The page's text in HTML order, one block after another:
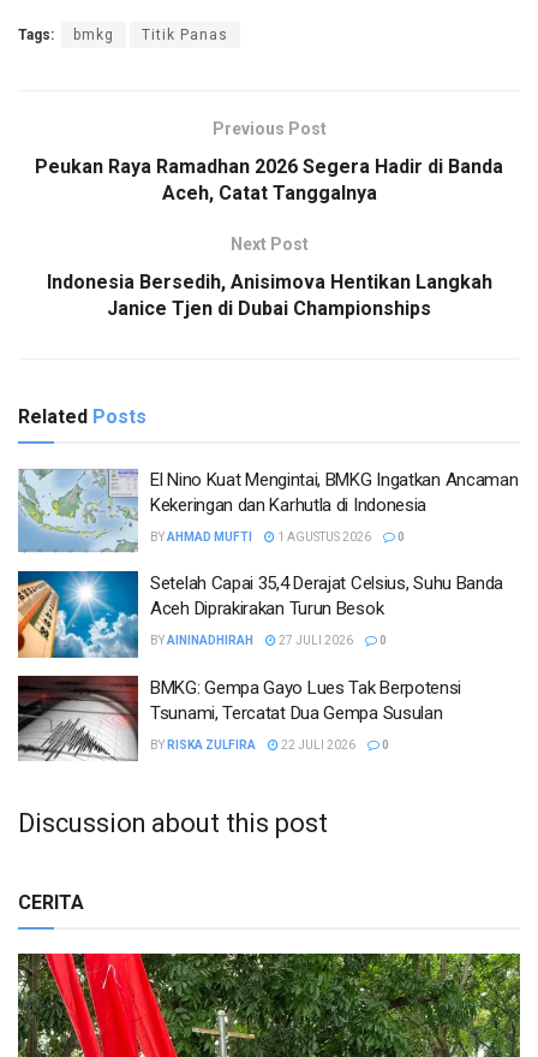
Tags: bmkg Titik Panas
Previous Post
Peukan Raya Ramadhan 2026 Segera Hadir di Banda
Aceh, Catat Tanggalnya
Next Post
Indonesia Bersedih, Anisimova Hentikan Langkah
Janice Tjen di Dubai Championships
Related Posts
El Nino Kuat Mengintai, BMKG Ingatkan Ancaman
Kekeringan dan Karhutla di Indonesia
BYAHMAD MUFTI 1 AGUSTUS 2026 0
Setelah Capai 35,4 Derajat Celsius, Suhu Banda
Aceh Diprakirakan Turun Besok
BYAININADHIRAH 27 JULI 2026 0
BMKG: Gempa Gayo Lues Tak Berpotensi
Tsunami, Tercatat Dua Gempa Susulan
BY RISKA ZULFIRA 22 JULI 2026 0
Discussion about this post
CERITA